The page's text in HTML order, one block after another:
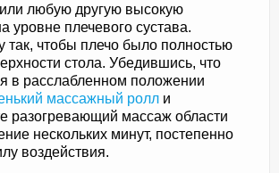
любую другую высокую
уровне плечевого сустава.
так, чтобы плечо было полностью
стола. Убедившись, что
в расслабленном положении
массажный ролл и
разогревающий массаж области
нескольких минут, постепенно
воздействия.